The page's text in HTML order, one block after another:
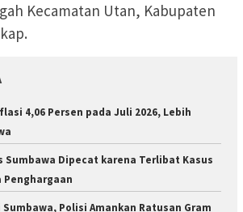
Kecamatan Utan, Kabupaten
4,06 Persen pada Juli 2026, Lebih
Sumbawa Dipecat karena Terlibat Kasus
Penghargaan
Sumbawa, Polisi Amankan Ratusan Gram